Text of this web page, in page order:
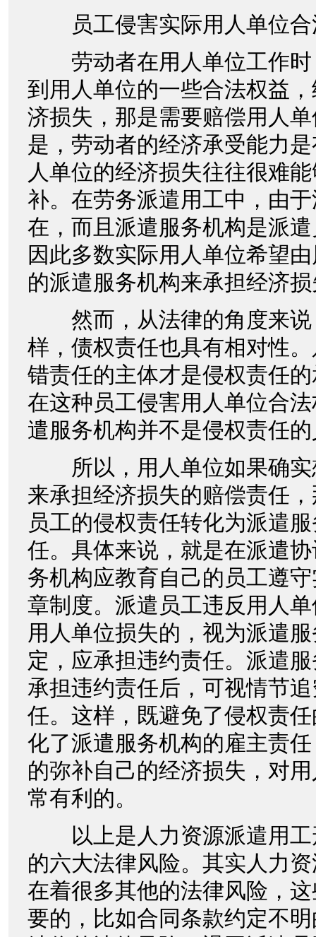
员工侵害实际用人单位合
劳动者在用人单位工作时
到用人单位的一些合法权益
济损失，那是需要赔偿用人
是，劳动者的经济承受能力
人单位的经济损失往往很难
补。在劳务派遣用工中，由
在，而且派遣服务机构是派
因此多数实际用人单位希望
的派遣服务机构来承担经济
然而，从法律的角度来说
样，债权责任也具有相对性
错责任的主体才是侵权责任
在这种员工侵害用人单位合
遣服务机构并不是侵权责任
所以，用人单位如果确实
来承担经济损失的赔偿责任
员工的侵权责任转化为派遣
任。具体来说，就是在派遣
务机构应教育自己的员工遵
章制度。派遣员工违反用人
用人单位损失的，视为派遣
定，应承担违约责任。派遣
承担违约责任后，可视情节
任。这样，既避免了侵权责
化了派遣服务机构的雇主责
的弥补自己的经济损失，对
常有利的。
以上是人力资源派遣用工
的六大法律风险。其实人力
在着很多其他的法律风险，
要的，比如合同条款约定不